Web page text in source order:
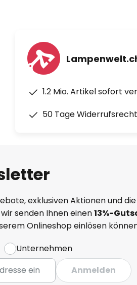
1.2 Mio. Artikel sofort
50 Tage Widerrufsrecht
exklusiven Aktionen und
senden Ihnen einen13%-
Onlineshop einlösen
Unternehmen
Anmelden